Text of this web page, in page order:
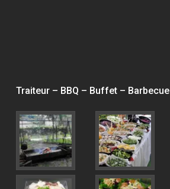
Traiteur – BBQ – Buffet – Barbecue